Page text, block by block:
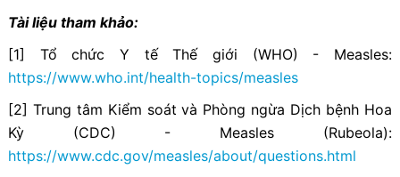
Tài liệu tham khảo:
[1] Tổ chức Y tế Thế giới (WHO) - Measles:
https://www.who.int/health-topics/measles
[2] Trung tâm Kiểm soát và Phòng ngừa Dịch bệnh Hoa
Kỳ (CDC) - Measles (Rubeola):
https://www.cdc.gov/measles/about/questions.html